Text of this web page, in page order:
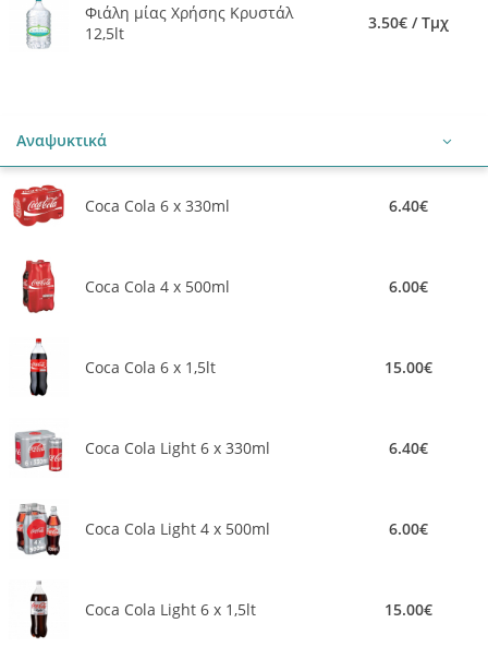
Φιάλη μίας Χρήσης Κρυστάλ
12,5lt
3.50€ / Τμχ
Αναψυκτικά
Coca Cola 6 x 330ml 6.40€
Coca Cola 4 x 500ml 6.00€
Coca Cola 6 x 1,5lt 15.00€
Coca Cola Light 6 x 330ml 6.40€
Coca Cola Light 4 x 500ml 6.00€
Coca Cola Light 6 x 1,5lt 15.00€